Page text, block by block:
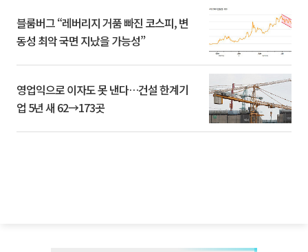
블룸버그 “레버리지 거품 빠진 코스피, 변
동성 최악 국면 지났을 가능성”
영업익으로 이자도 못 낸다…건설 한계기
업 5년 새 62→173곳